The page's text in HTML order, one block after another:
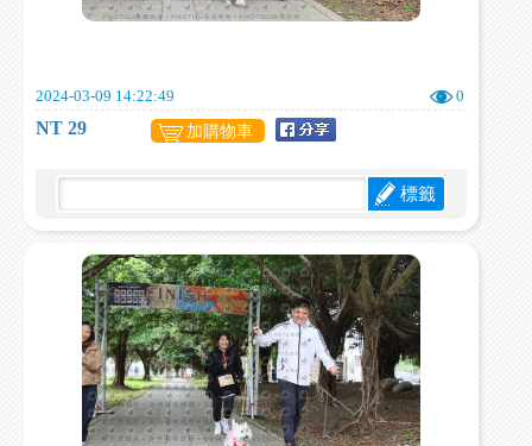
2024-03-09 14:22:49 0
NT 29 加購物車
標籤